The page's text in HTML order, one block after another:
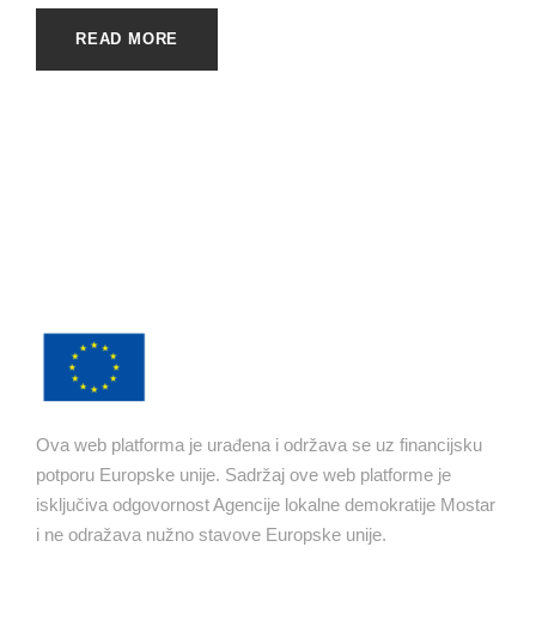
READ MORE
Ova web platforma je urađena i održava se uz financijsku
potporu Europske unije. Sadržaj ove web platforme je
isključiva odgovornost Agencije lokalne demokratije Mostar
i ne odražava nužno stavove Europske unije.